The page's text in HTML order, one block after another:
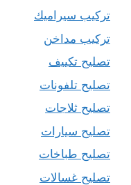
تركيب سيراميك
تركيب مداخن
تصليح تكييف
تصليح تلفونات
تصليح ثلاجات
تصليح سيارات
تصليح طباخات
تصليح غسالات